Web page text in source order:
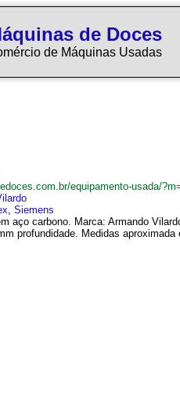
de Doces
de Máquinas Usadas
equipamento-usada/
, Siemens
aço carbono. Marca: Armando
profundidade. Medidas